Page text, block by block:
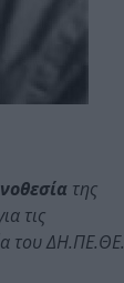
της
τις
του ΔΗ.ΠΕ.ΘΕ.